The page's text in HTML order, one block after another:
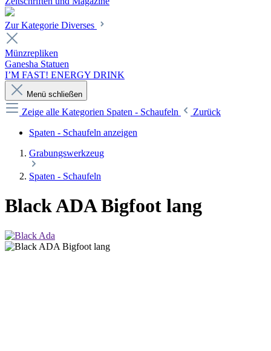
Zur Kategorie Diverses
Münzrepliken
Ganesha Statuen
I’M FAST! ENERGY DRINK
Menü schließen
Zeige alle Kategorien Spaten - Schaufeln
Zurück
Spaten - Schaufeln anzeigen
Grabungswerkzeug
Spaten - Schaufeln
Black ADA Bigfoot lang